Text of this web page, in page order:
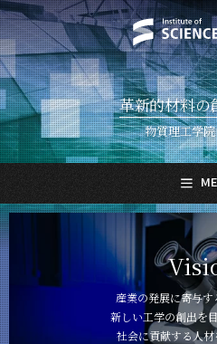
革新的材料の
物質理工学
産業の発展に寄与す
新しい工学の創出を
社会に貢献する人材
材料系について